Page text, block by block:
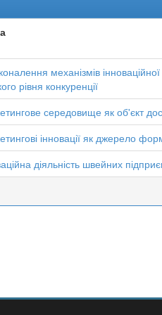
механізмів
рівня конкуренції
середовище як об'єкт
інновації як джерело
діяльність швейних